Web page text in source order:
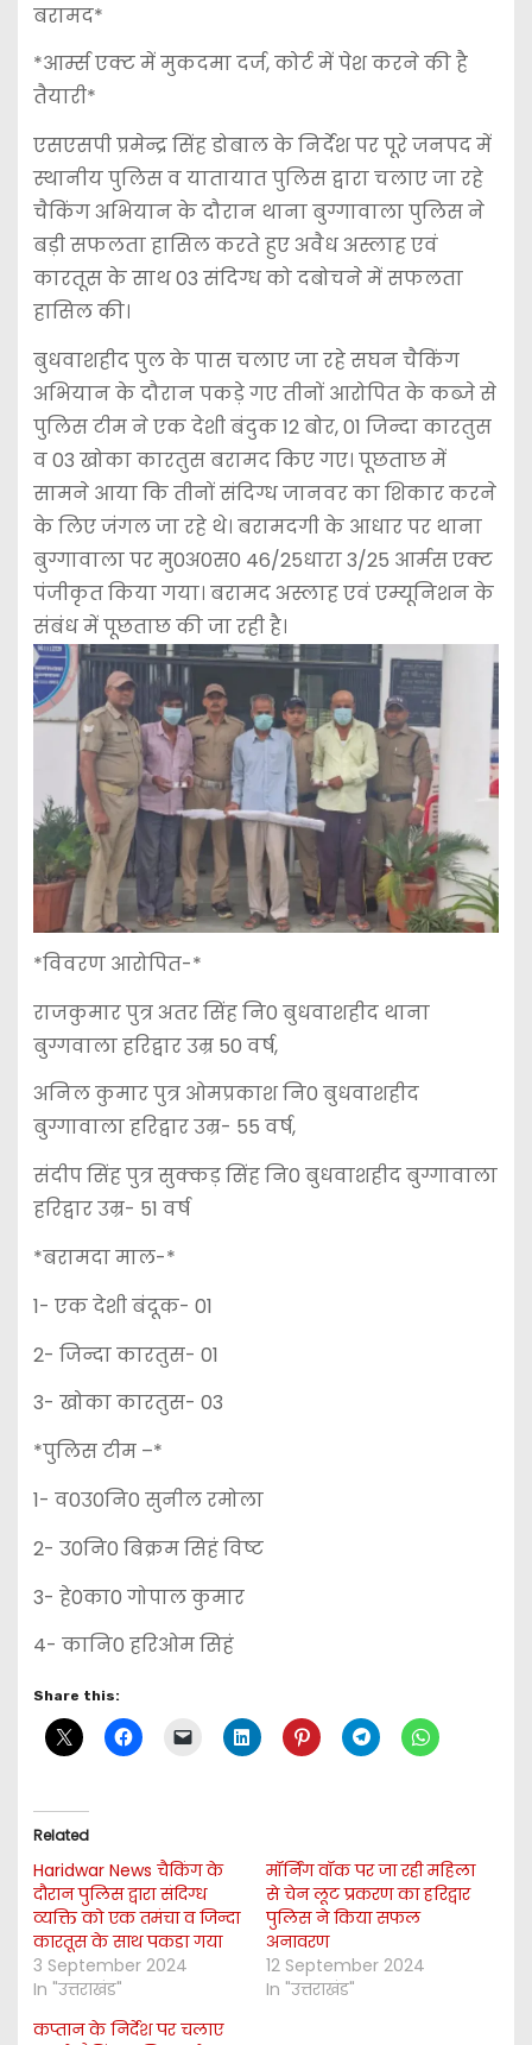
बरामद*
*आर्म्स एक्ट में मुकदमा दर्ज, कोर्ट में पेश करने की है
तैयारी*
एसएसपी प्रमेन्द्र सिंह डोबाल के निर्देश पर पूरे जनपद में
स्थानीय पुलिस व यातायात पुलिस द्वारा चलाए जा रहे
चैकिंग अभियान के दौरान थाना बुग्गावाला पुलिस ने
बड़ी सफलता हासिल करते हुए अवैध अस्लाह एवं
कारतूस के साथ 03 संदिग्ध को दबोचने में सफलता
हासिल की।
बुधवाशहीद पुल के पास चलाए जा रहे सघन चैकिंग
अभियान के दौरान पकड़े गए तीनों आरोपित के कब्जे से
पुलिस टीम ने एक देशी बंदुक 12 बोर, 01 जिन्दा कारतुस
व 03 खोका कारतुस बरामद किए गए। पूछताछ में
सामने आया कि तीनों संदिग्ध जानवर का शिकार करने
के लिए जंगल जा रहे थे। बरामदगी के आधार पर थाना
बुग्गावाला पर मु0अ0स0 46/25धारा 3/25 आर्मस एक्ट
पंजीकृत किया गया। बरामद अस्लाह एवं एम्यूनिशन के
संबंध में पूछताछ की जा रही है।
*विवरण आरोपित-*
राजकुमार पुत्र अतर सिंह नि0 बुधवाशहीद थाना
बुग्गवाला हरिद्वार उम्र 50 वर्ष,
अनिल कुमार पुत्र ओमप्रकाश नि0 बुधवाशहीद
बुग्गावाला हरिद्वार उम्र- 55 वर्ष,
संदीप सिंह पुत्र सुक्कड़ सिंह नि0 बुधवाशहीद बुग्गावाला
हरिद्वार उम्र- 51 वर्ष
*बरामदा माल-*
1- एक देशी बंदूक- 01
2- जिन्दा कारतुस- 01
3- खोका कारतुस- 03
*पुलिस टीम –*
1- व0उ0नि0 सुनील रमोला
2- उ0नि0 बिक्रम सिहं विष्ट
3- हे0का0 गोपाल कुमार
4- कानि0 हरिओम सिहं
Share this:
Related
Haridwar News चैकिंग के
दौरान पुलिस द्वारा संदिग्ध
व्यक्ति को एक तमंचा व जिन्दा
कारतूस के साथ पकडा गया
3 September 2024
In "उत्तराखंड"
मॉर्निंग वॉक पर जा रही महिला
से चेन लूट प्रकरण का हरिद्वार
पुलिस ने किया सफल
अनावरण
12 September 2024
In "उत्तराखंड"
कप्तान के निर्देश पर चलाए